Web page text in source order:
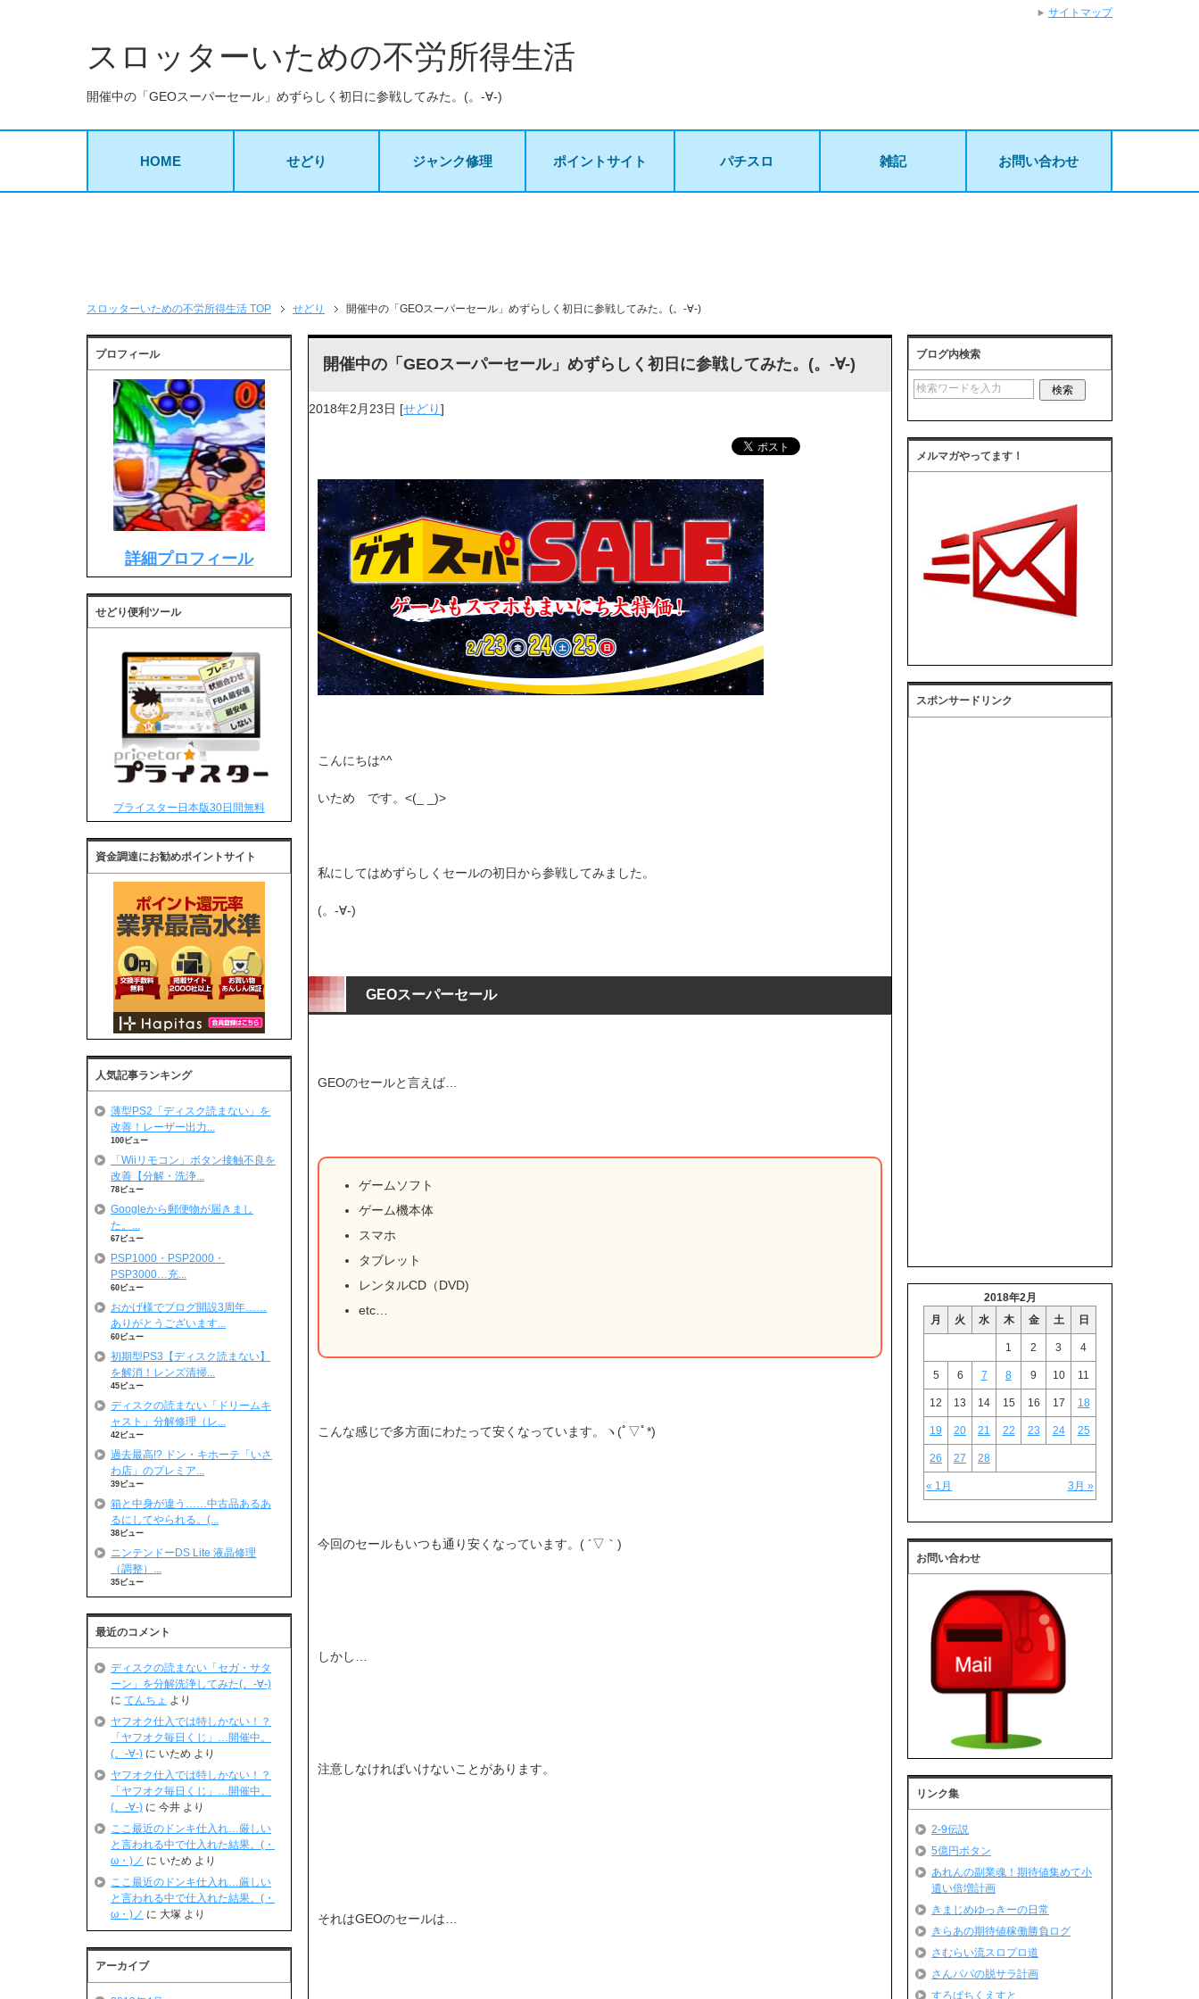
スロッターいための不労所得生活
開催中の「GEOスーパーセール」めずらしく初日に参戦してみた。(。-∀-)
HOME せどり ジャンク修理 ポイントサイト パチスロ 雑記 お問い合わせ
スロッターいための不労所得生活 TOP せどり 開催中の「GEOスーパーセール」めずらしく初日に参戦してみた。(。-∀-)
開催中の「GEOスーパーセール」めずらしく初日に参戦してみた。(。-∀-)
2018年2月23日 [せどり]
こんにちは^^
いため です。<(_ _)>
私にしてはめずらしくセールの初日から参戦してみました。
(。-∀-)
GEOスーパーセール
GEOのセールと言えば…
ゲームソフト
ゲーム機本体
スマホ
タブレット
レンタルCD（DVD)
etc…
こんな感じで多方面にわたって安くなっています。ヽ(ﾟ▽ﾟ*)
今回のセールもいつも通り安くなっています。( ´▽｀)
しかし…
注意しなければいけないことがあります。
それはGEOのセールは…
プロフィール
詳細プロフィール
せどり便利ツール
プライスター日本版30日間無料
資金調達にお勧めポイントサイト
人気記事ランキング
薄型PS2「ディスク読まない」を
改善！レーザー出力...
100ビュー
「Wiiリモコン」ボタン接触不良を
改善【分解・洗浄...
78ビュー
Googleから郵便物が届きまし
た。...
67ビュー
PSP1000・PSP2000・
PSP3000…充...
60ビュー
おかげ様でブログ開設3周年……
ありがとうございます...
60ビュー
初期型PS3【ディスク読まない】
を解消！レンズ清掃...
45ビュー
ディスクの読まない「ドリームキ
ャスト」分解修理（レ...
42ビュー
過去最高!? ドン・キホーテ「いさ
わ店」のプレミア...
39ビュー
箱と中身が違う……中古品あるあ
るにしてやられる。(...
38ビュー
ニンテンドーDS Lite 液晶修理
（調整）...
35ビュー
最近のコメント
ディスクの読まない「セガ・サタ
ーン」を分解洗浄してみた(。-∀-)
に てんちょ より
ヤフオク仕入では特しかない！？
「ヤフオク毎日くじ」…開催中。
(。-∀-) に いため より
ヤフオク仕入では特しかない！？
「ヤフオク毎日くじ」…開催中。
(。-∀-) に 今井 より
ここ最近のドンキ仕入れ…厳しい
と言われる中で仕入れた結果。(・
ω・)ノ に いため より
ここ最近のドンキ仕入れ…厳しい
と言われる中で仕入れた結果。(・
ω・)ノ に 大塚 より
アーカイブ
ブログ内検索
メルマガやってます！
スポンサードリンク
2018年2月
月
火 水 木 金 土 日
« 1月 3月 »
1 2 3 4
5 6 7 8 9 10 11
12 13 14 15 16 17 18
19 20 21 22 23 24 25
26 27 28
お問い合わせ
リンク集
2-9伝説
5億円ボタン
あれんの副業魂！期待値集めて小
遣い倍増計画
きまじめゆっきーの日常
きらあの期待値稼働勝負ログ
さむらい流スロプロ道
さんパパの脱サラ計画
すろぱちくえすと
サイトマップ